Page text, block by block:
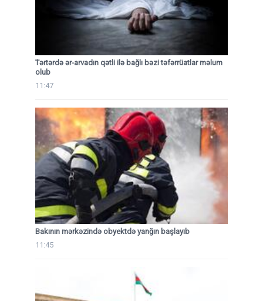
Tərtərdə ər-arvadın qətli ilə bağlı bəzi təfərrüatlar məlum
olub
11:47
Bakının mərkəzində obyektdə yanğın başlayıb
11:45